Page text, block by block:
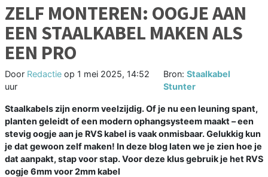
ZELF MONTEREN: OOGJE AAN
EEN STAALKABEL MAKEN ALS
EEN PRO
Door Redactie op 1 mei 2025, 14:52
uur
Bron: Staalkabel
Stunter
Staalkabels zijn enorm veelzijdig. Of je nu een leuning spant,
planten geleidt of een modern ophangsysteem maakt – een
stevig oogje aan je RVS kabel is vaak onmisbaar. Gelukkig kun
je dat gewoon zelf maken! In deze blog laten we je zien hoe je
dat aanpakt, stap voor stap. Voor deze klus gebruik je het RVS
oogje 6mm voor 2mm kabel